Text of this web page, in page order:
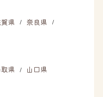
県 / 奈良県 /
県 / 山口県